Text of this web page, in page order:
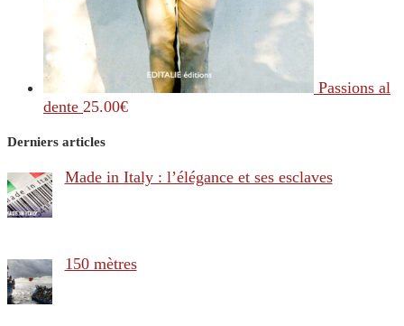
Passions al
dente 25.00€
Derniers articles
Made in Italy : l’élégance et ses esclaves
150 mètres